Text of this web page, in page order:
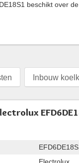
beschikt over
Inbouw